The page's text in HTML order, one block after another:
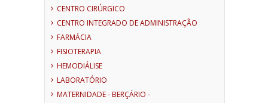
CENTRO CIRÚRGICO
CENTRO INTEGRADO DE ADMINISTRAÇÃO
FARMÁCIA
FISIOTERAPIA
HEMODIÁLISE
LABORATÓRIO
MATERNIDADE - BERÇÁRIO -